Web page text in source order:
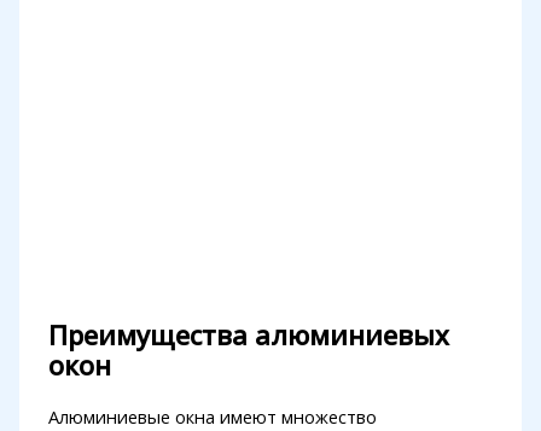
Преимущества алюминиевых
окон
Алюминиевые окна имеют множество